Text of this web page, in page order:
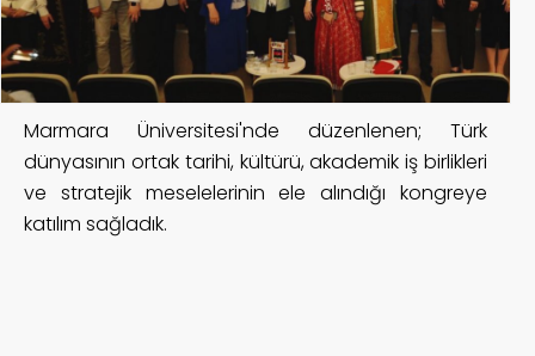
Marmara Üniversitesi'nde düzenlenen; Türk
dünyasının ortak tarihi, kültürü, akademik iş birlikleri
ve stratejik meselelerinin ele alındığı kongreye
katılım sağladık.